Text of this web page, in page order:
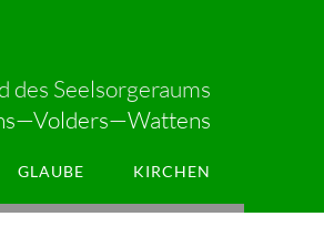
des Seelsorgeraums
—Volders—Wattens
GLAUBE KIRCHEN